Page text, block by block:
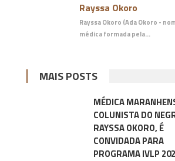
Rayssa Okoro
Rayssa Okoro (Ada Okoro -
médicaformada pela…
MAIS POSTS
MÉDICA
COLUNISTA DO
RAYSSA OKORO, É
CONVIDADA PARA
PROGRAMA IVLP